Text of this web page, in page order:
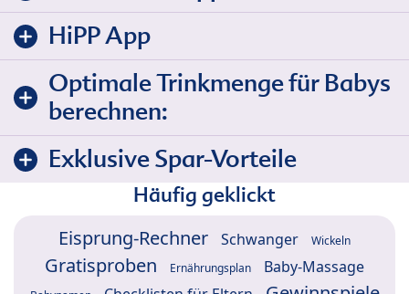
HiPP App
Optimale Trinkmenge für Babys
berechnen:
Exklusive Spar-Vorteile
Häufig geklickt
Eisprung-Rechner Schwanger Wickeln
Gratisproben Ernährungsplan Baby-Massage